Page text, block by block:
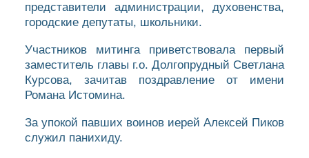
представители администрации, духовенства,
городские депутаты, школьники.
Участников митинга приветствовала первый
заместитель главы г.о. Долгопрудный Светлана
Курсова, зачитав поздравление от имени
Романа Истомина.
За упокой павших воинов иерей Алексей Пиков
служил панихиду.